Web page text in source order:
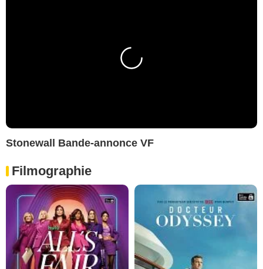
Stonewall Bande-annonce VF
Filmographie